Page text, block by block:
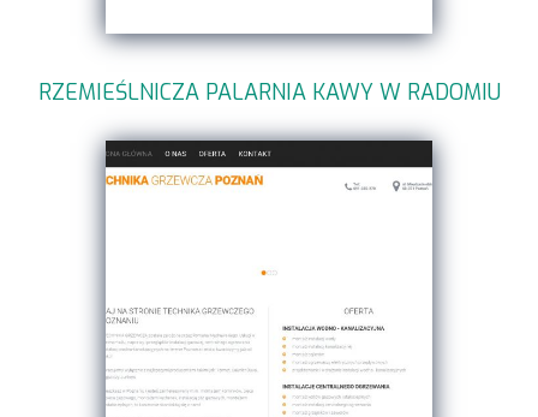
RZEMIEŚLNICZA PALARNIA KAWY W RADOMIU